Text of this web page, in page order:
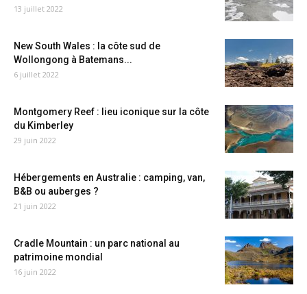
13 juillet 2022
New South Wales : la côte sud de
Wollongong à Batemans...
6 juillet 2022
Montgomery Reef : lieu iconique sur la côte
du Kimberley
29 juin 2022
Hébergements en Australie : camping, van,
B&B ou auberges ?
21 juin 2022
Cradle Mountain : un parc national au
patrimoine mondial
16 juin 2022